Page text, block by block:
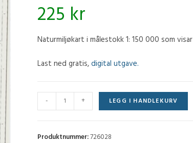
225 kr
Naturmiljøkart i målestokk 1: 150 000 som visar
Last ned gratis,digital utgave.
Naturmiljøkart
H.U.
antall
- + LEGG I HANDLEKURV
Produktnummer:726028